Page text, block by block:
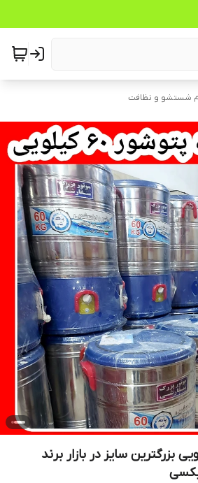
شستشو و نظافت
۶۰ کیلویی بزرگترین سایز در بازار برند